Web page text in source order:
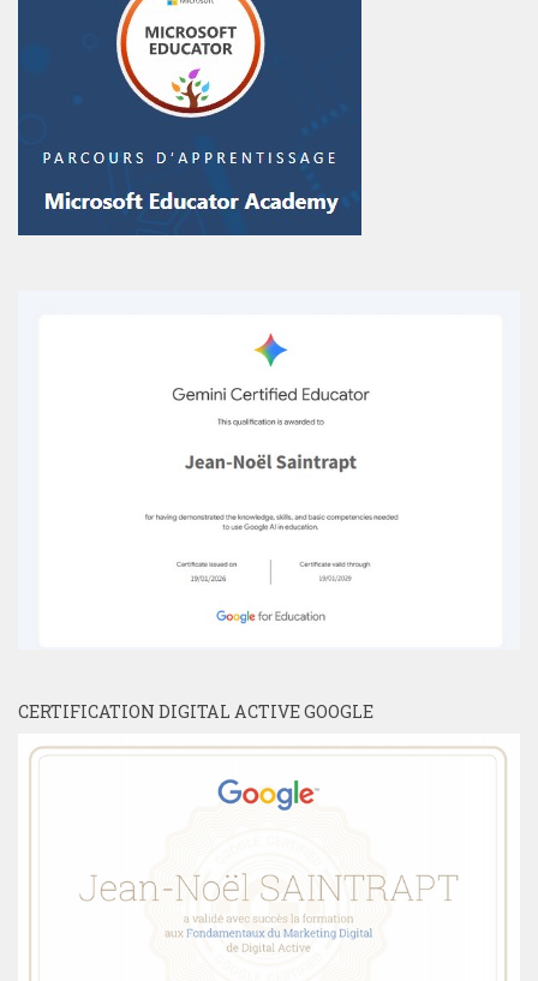
CERTIFICATION DIGITAL ACTIVE GOOGLE